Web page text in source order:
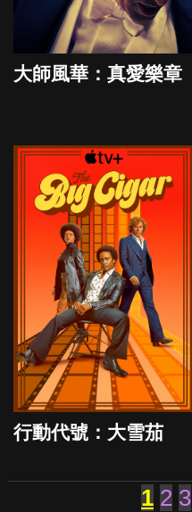
大師風華：真愛樂章
行動代號：大雪茄
2024
1 2 3